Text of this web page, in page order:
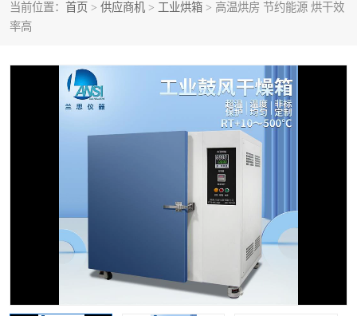
当前位置： 首页 > 供应商机 > 工业烘箱 > 高温烘房 节约能源 烘干效
率高